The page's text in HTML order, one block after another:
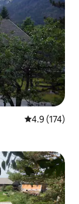
從 174 則評
4.9 (174)